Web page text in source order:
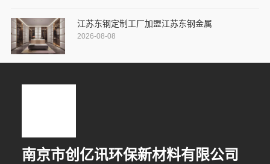
江苏东钢定制工厂加盟江苏东钢金属
2026-08-08
南京市创亿讯环保新材料有限公司